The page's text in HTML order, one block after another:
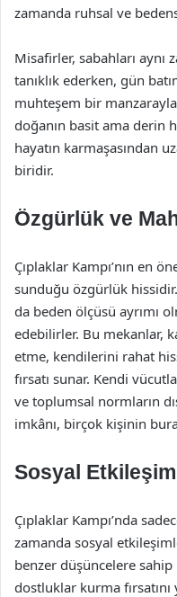
zamanda ruhsal ve
Misafirler, sabahları aynı
tanıklık ederken, gün
muhteşem bir
doğanın basit ama derin
hayatın karmaşasından
biridir.
Özgürlük ve
Çıplaklar Kampı’nın en
sunduğu özgürlük
da beden ölçüsü ayrımı
edebilirler. Bu mekanlar,
etme, kendilerini rahat
fırsatı sunar. Kendi
ve toplumsal normların
imkânı, birçok kişinin
Sosyal
Çıplaklar Kampı’nda
zamanda sosyal
benzer düşüncelere
dostluklar kurma